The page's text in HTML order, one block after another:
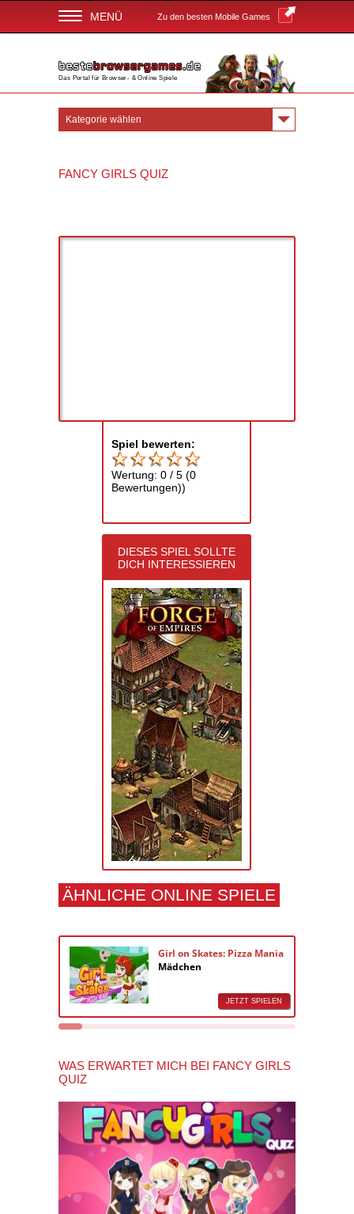
MENÜ Zu den besten Mobile Games
Das Portal für Browser- & Online Spiele
Kategorie wählen
FANCY GIRLS QUIZ
Spiel bewerten:
Wertung: 0 / 5 (0
Bewertungen))
DIESES SPIEL SOLLTE
DICH INTERESSIEREN
ÄHNLICHE ONLINE SPIELE
Girl on Skates: Pizza Mania
Mädchen
JETZT SPIELEN
WAS ERWARTET MICH BEI FANCY GIRLS
QUIZ